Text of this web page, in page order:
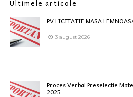
Ultimele articole
PV LICITATIE MASA
3 august 2026
Proces Verbal Preselectie
2025